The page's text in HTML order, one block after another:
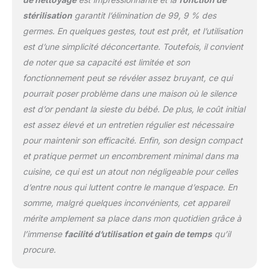
LCD Grande capacité :
Peut contenir jusqu'à 4
biberons, pièces de tire-
lait et accessoires.
tous les biberons et à la
plupart des accessoires
de tire-lait et des
gobelets (à l'exception
des accessoires de tire-
lait portable et des
gobelets à paille). Le
couvercle transparent
l'intérieur et d'observer le
nettoyage. Choisissez
parmi 6 modes de
nettoyage : Lavage-
stérilisationgarantit l’élimination de 99, 9 % des
germes. En quelques gestes, tout est prêt, et l’utilisation
est d’une simplicité déconcertante. Toutefois, il convient
de noter que sa capacité est limitée et son
fonctionnement peut se révéler assez bruyant, ce qui
pourrait poser problème dans une maison où le silence
est d’or pendant la sieste du bébé. De plus, le coût initial
est assez élevé et un entretien régulier est nécessaire
pour maintenir son efficacité. Enfin, son design compact
et pratique permet un encombrement minimal dans ma
cuisine, ce qui est un atout non négligeable pour celles
d’entre nous qui luttent contre le manque d’espace. En
somme, malgré quelques inconvénients, cet appareil
mérite amplement sa place dans mon quotidien grâce à
l’immense facilité d’utilisation et gain de tempsqu’il
procure.